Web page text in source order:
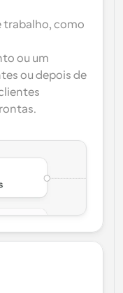
acontecer
trabalho, como
ou um
ou depois de